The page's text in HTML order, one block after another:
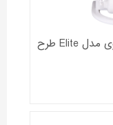
تصفیه آب پنج مرحله ای آکواجوی مدل Elite طرح